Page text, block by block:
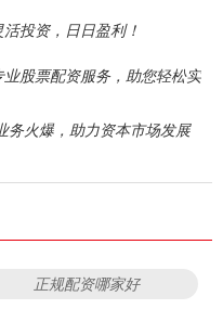
投资，日日盈利！
股票配资服务，助您轻松实
务火爆，助力资本市场发展
正规配资哪家好